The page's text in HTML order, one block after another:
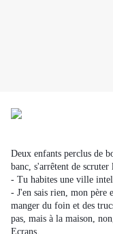
Deux enfants perclus de
banc, s'arrêtent de scruter
- Tu habites une ville
- J'en sais rien, mon père
manger du foin et des
pas, mais à la maison,
Ecrans.